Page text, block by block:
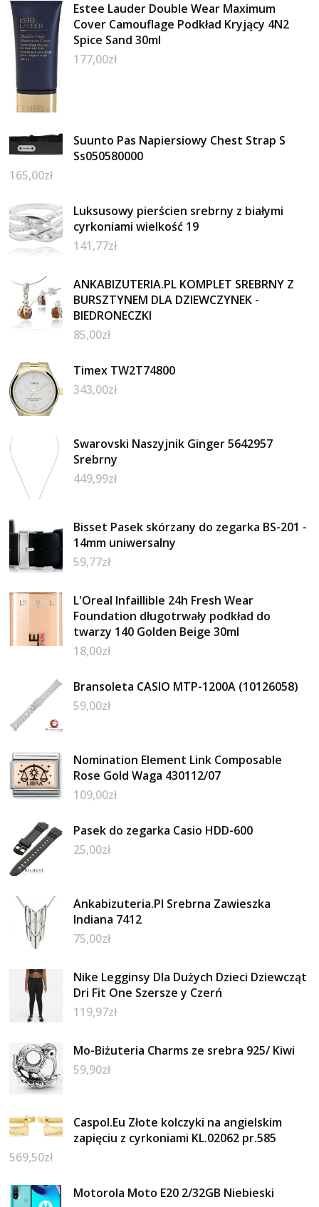
Estee Lauder Double Wear Maximum
Cover Camouflage Podkład Kryjący 4N2
Spice Sand 30ml
177,00zł
Suunto Pas Napiersiowy Chest Strap S
Ss050580000
165,00zł
Luksusowy pierścien srebrny z białymi
cyrkoniami wielkość 19
141,77zł
ANKABIZUTERIA.PL KOMPLET SREBRNY Z
BURSZTYNEM DLA DZIEWCZYNEK -
BIEDRONECZKI
85,00zł
Timex TW2T74800
343,00zł
Swarovski Naszyjnik Ginger 5642957
Srebrny
449,99zł
Bisset Pasek skórzany do zegarka BS-201 -
14mm uniwersalny
59,77zł
L'Oreal Infaillible 24h Fresh Wear
Foundation długotrwały podkład do
twarzy 140 Golden Beige 30ml
18,00zł
Bransoleta CASIO MTP-1200A (10126058)
59,00zł
Nomination Element Link Composable
Rose Gold Waga 430112/07
109,00zł
Pasek do zegarka Casio HDD-600
25,00zł
Ankabizuteria.Pl Srebrna Zawieszka
Indiana 7412
75,00zł
Nike Legginsy Dla Dużych Dzieci Dziewcząt
Dri Fit One Szersze y Czerń
119,97zł
Mo-Biżuteria Charms ze srebra 925/ Kiwi
59,90zł
Caspol.Eu Złote kolczyki na angielskim
zapięciu z cyrkoniami KL.02062 pr.585
569,50zł
Motorola Moto E20 2/32GB Niebieski